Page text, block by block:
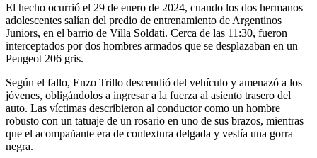
El hecho ocurrió el 29 de enero de 2024, cuando los dos hermanos
adolescentes salían del predio de entrenamiento de Argentinos
Juniors, en el barrio de Villa Soldati. Cerca de las 11:30, fueron
interceptados por dos hombres armados que se desplazaban en un
Peugeot 206 gris.
Según el fallo, Enzo Trillo descendió del vehículo y amenazó a los
jóvenes, obligándolos a ingresar a la fuerza al asiento trasero del
auto. Las víctimas describieron al conductor como un hombre
robusto con un tatuaje de un rosario en uno de sus brazos, mientras
que el acompañante era de contextura delgada y vestía una gorra
negra.